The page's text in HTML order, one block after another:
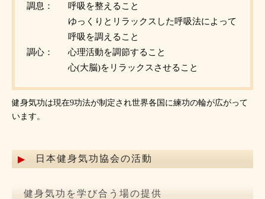
調息：
呼吸を整えること
ゆっくりとリラックスした呼吸法によって
呼吸を調えること
調心：
心理活動を調節すること
心(大脳)をリラックスさせること
健身気功は現在9功法が制定され世界各国に練功の輪が広がって
います。
日本健身気功協会の活動
健身気功を学び合う場の提供